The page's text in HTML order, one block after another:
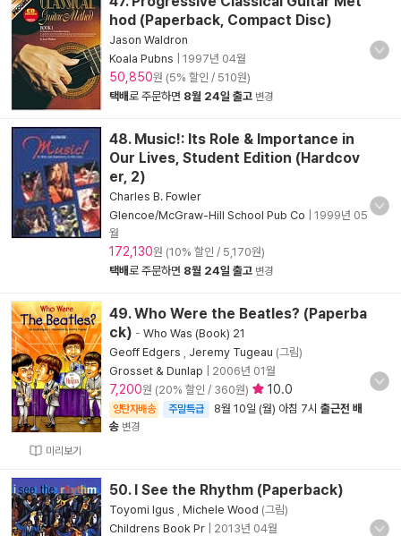
hod (Paperback, Compact Disc)
Jason Waldron
Koala Pubns
1997년 04월
50,850원 (5% 할인 / 510원)
택배로 주문하면 8월 24일 출고 변경
48. Music!: Its Role & Importance in
Our Lives, Student Edition (Hardcov
er, 2)
Charles B. Fowler
Glencoe/McGraw-Hill School Pub Co
1999년 05
월
172,130원 (10% 할인 / 5,170원)
택배로 주문하면 8월 24일 출고 변경
미리보기
49. Who Were the Beatles? (Paperba
ck) - Who Was (Book) 21
Geoff Edgers
Jeremy Tugeau (그림)
Grosset & Dunlap
2006년 01월
7,200원 (20% 할인 / 360원) 10.0
양탄자배송 주말특급 8월 10일 (월) 아침 7시 출근전 배
송 변경
50. I See the Rhythm (Paperback)
Toyomi Igus Michele Wood (그림)
Childrens Book Pr
2013년 04월